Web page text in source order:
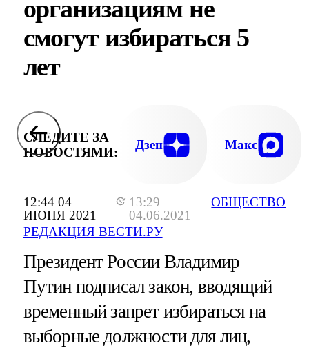
12:44 04
ИЮНЯ 2021
13:29
04.06.2021
РЕДАКЦИЯ ВЕСТИ.РУ
ОБЩЕСТВО
организациям не
смогут избираться 5
лет
СЛЕДИТЕ ЗА
НОВОСТЯМИ:
Дзен Макс
Президент России Владимир
Путин подписал закон, вводящий
временный запрет избираться на
выборные должности для лиц,